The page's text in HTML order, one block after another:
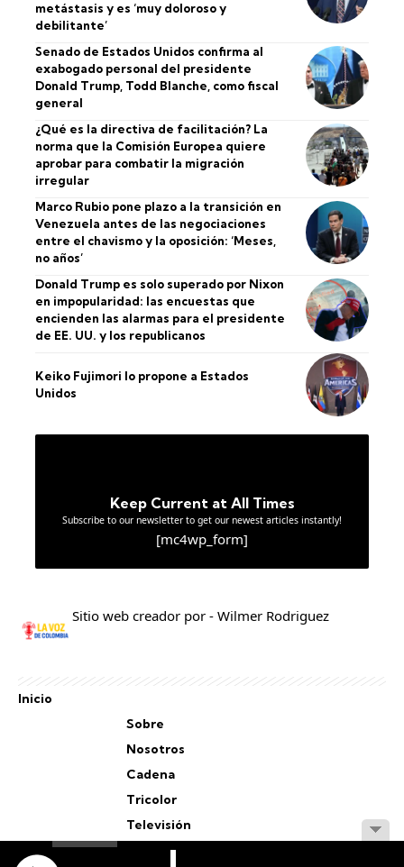
metástasis y es ‘muy doloroso y
debilitante’
Senado de Estados Unidos confirma al
exabogado personal del presidente
Donald Trump, Todd Blanche, como fiscal
general
¿Qué es la directiva de facilitación? La
norma que la Comisión Europea quiere
aprobar para combatir la migración
irregular
Marco Rubio pone plazo a la transición en
Venezuela antes de las negociaciones
entre el chavismo y la oposición: ‘Meses,
no años’
Donald Trump es solo superado por Nixon
en impopularidad: las encuestas que
encienden las alarmas para el presidente
de EE. UU. y los republicanos
Keiko Fujimori lo propone a Estados
Unidos
Keep Current at All Times
Subscribe to our newsletter to get our newest articles instantly!
[mc4wp_form]
Sitio web creador por - Wilmer Rodriguez
Inicio
Sobre
Nosotros
Cadena
Tricolor
Televisión
Personal